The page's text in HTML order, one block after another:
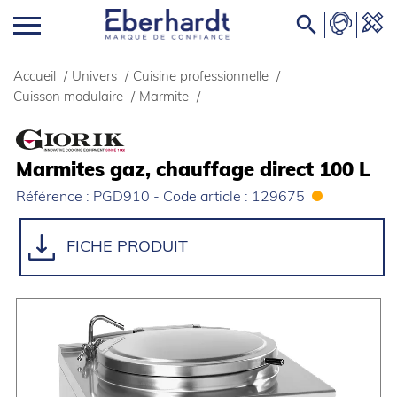

Accueil / Univers / Cuisine professionnelle /
Cuisson modulaire / Marmite /
Marmites gaz, chauffage direct 100 L
Référence : PGD910 - Code article : 129675
FICHE PRODUIT